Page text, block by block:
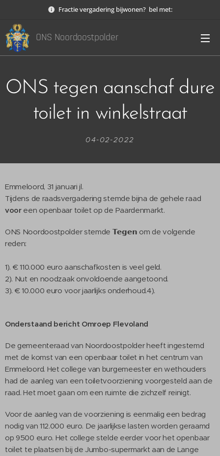
Fractie vergadering bijwonen? bel met:
ONS Noordoostpolder
ONS tegen aanschaf dure
toilet in winkelstraat
04-02-2022
Emmeloord, 31 januari jl.
Tijdens de raadsvergadering stemde bijna de gehele raad
voor een openbaar toilet op de Paardenmarkt.
ONS Noordoostpolder stemde 𝗧𝗲𝗴𝗲𝗻 om de volgende
reden:
1). € 110.000 euro aanschafkosten is veel geld.
2). Nut en noodzaak onvoldoende aangetoond.
3). € 10.000 euro voor jaarlijks onderhoud.4).
Onderstaand bericht Omroep Flevoland
De gemeenteraad van Noordoostpolder heeft ingestemd
met de komst van een openbaar toilet in het centrum van
Emmeloord. Het college van burgemeester en wethouders
had de aanleg van een toiletvoorziening voorgesteld aan de
raad. Het moet gaan om een ruimte die zichzelf reinigt.
Voor de aanleg van de voorziening is eenmalig een bedrag
nodig van 112.000 euro. De jaarlijkse lasten worden geraamd
op 9500 euro. Het college stelde eerder voor het openbaar
toilet te plaatsen bij de Jumbo-supermarkt aan de Lange